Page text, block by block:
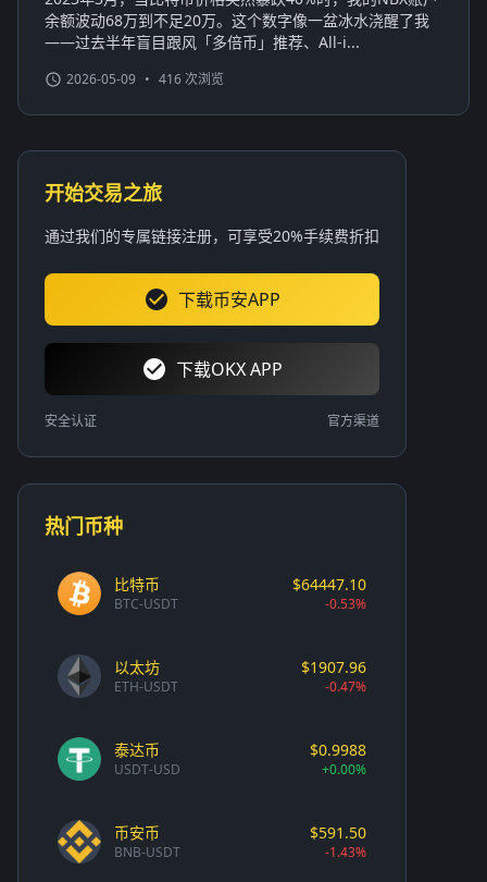
余额波动68万到不足20万。这个数字像一盆冰水浇醒了我
——过去半年盲目跟风「多倍币」推荐、All-i...
2026-05-09 • 416 次浏览
开始交易之旅
通过我们的专属链接注册，可享受20%手续费折扣
下载币安APP
下载OKX APP
安全认证 官方渠道
热门币种
比特币
BTC-USDT
$64447.10
-0.53%
以太坊
ETH-USDT
$1907.96
-0.47%
泰达币
USDT-USD
$0.9988
+0.00%
币安币
BNB-USDT
$591.50
-1.43%